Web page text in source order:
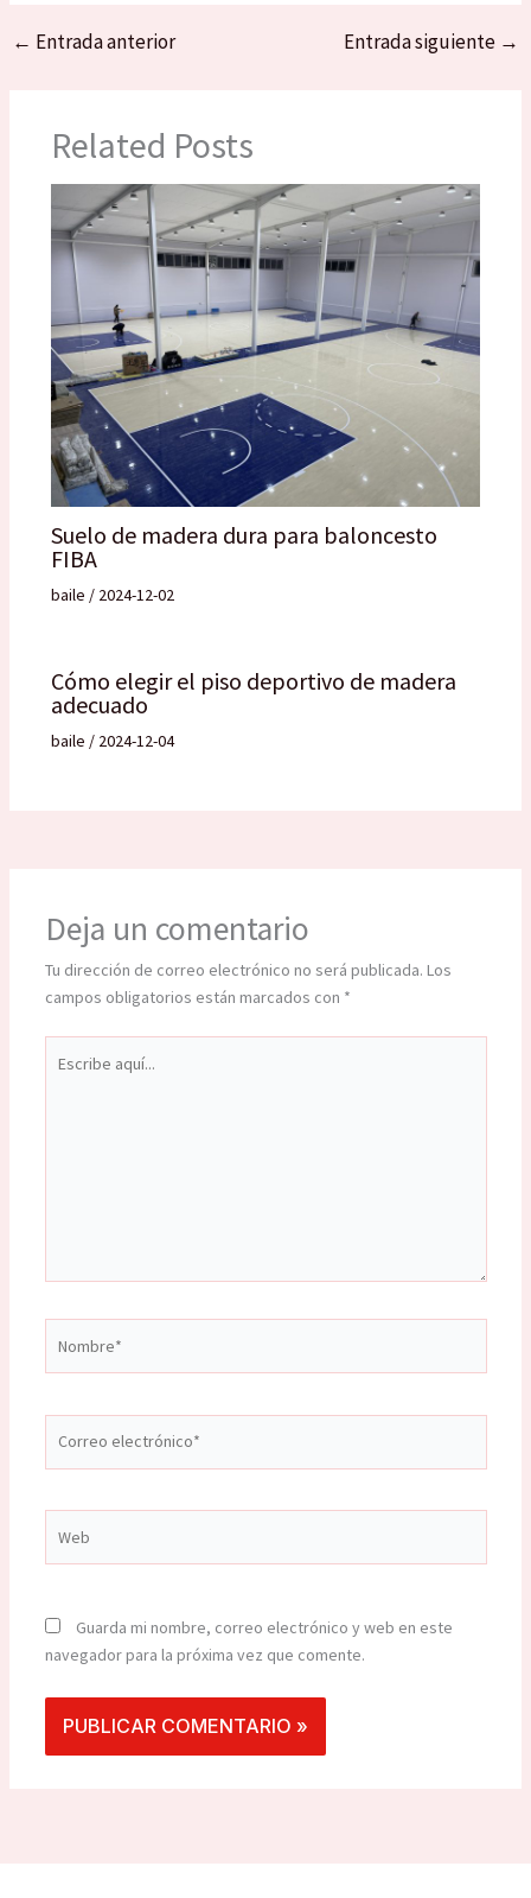
← Entrada anterior Entrada siguiente →
Related Posts
Suelo de madera dura para baloncesto
FIBA
baile / 2024-12-02
Cómo elegir el piso deportivo de madera
adecuado
baile / 2024-12-04
Deja un comentario
Tu dirección de correo electrónico no será publicada. Los
campos obligatorios están marcados con *
aquí...
electrónico*
Guarda mi nombre, correo electrónico y web en este
navegador para la próxima vez que comente.